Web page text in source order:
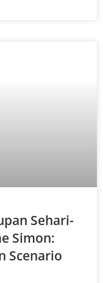
Sehari-
Simon:
Scenario